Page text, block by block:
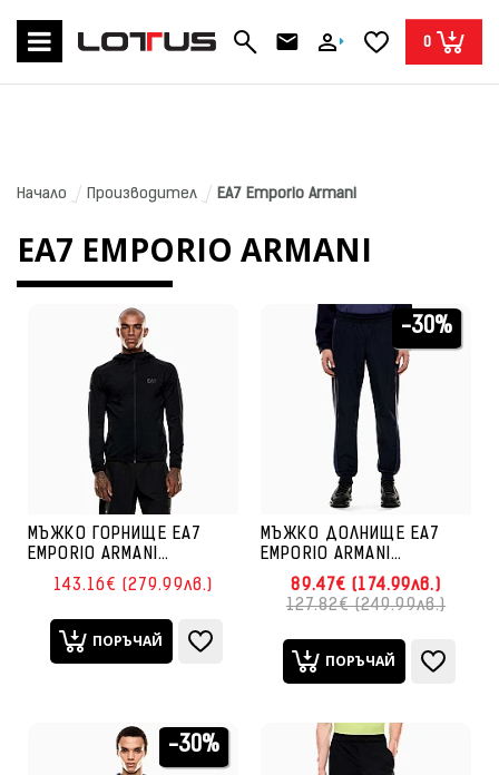
0
Начало Производител EA7 Emporio Armani
EA7 EMPORIO ARMANI
МЪЖКО ГОРНИЩЕ EA7
EMPORIO ARMANI
7M000591-UC001 VIGOR7
HOODIE FZ PL ST ЧЕРНО
143.16€ (279.99лв.)
ПОРЪЧАЙ
-30%
МЪЖКО ДОЛНИЩЕ EA7
EMPORIO ARMANI
7M000939-UB102
ATHLETIC COLOUR BLOCK
PANTS CH NYLON
ТЪМНОСИНЬО
89.47€ (174.99лв.)
127.82€ (249.99лв.)
ПОРЪЧАЙ
-30%